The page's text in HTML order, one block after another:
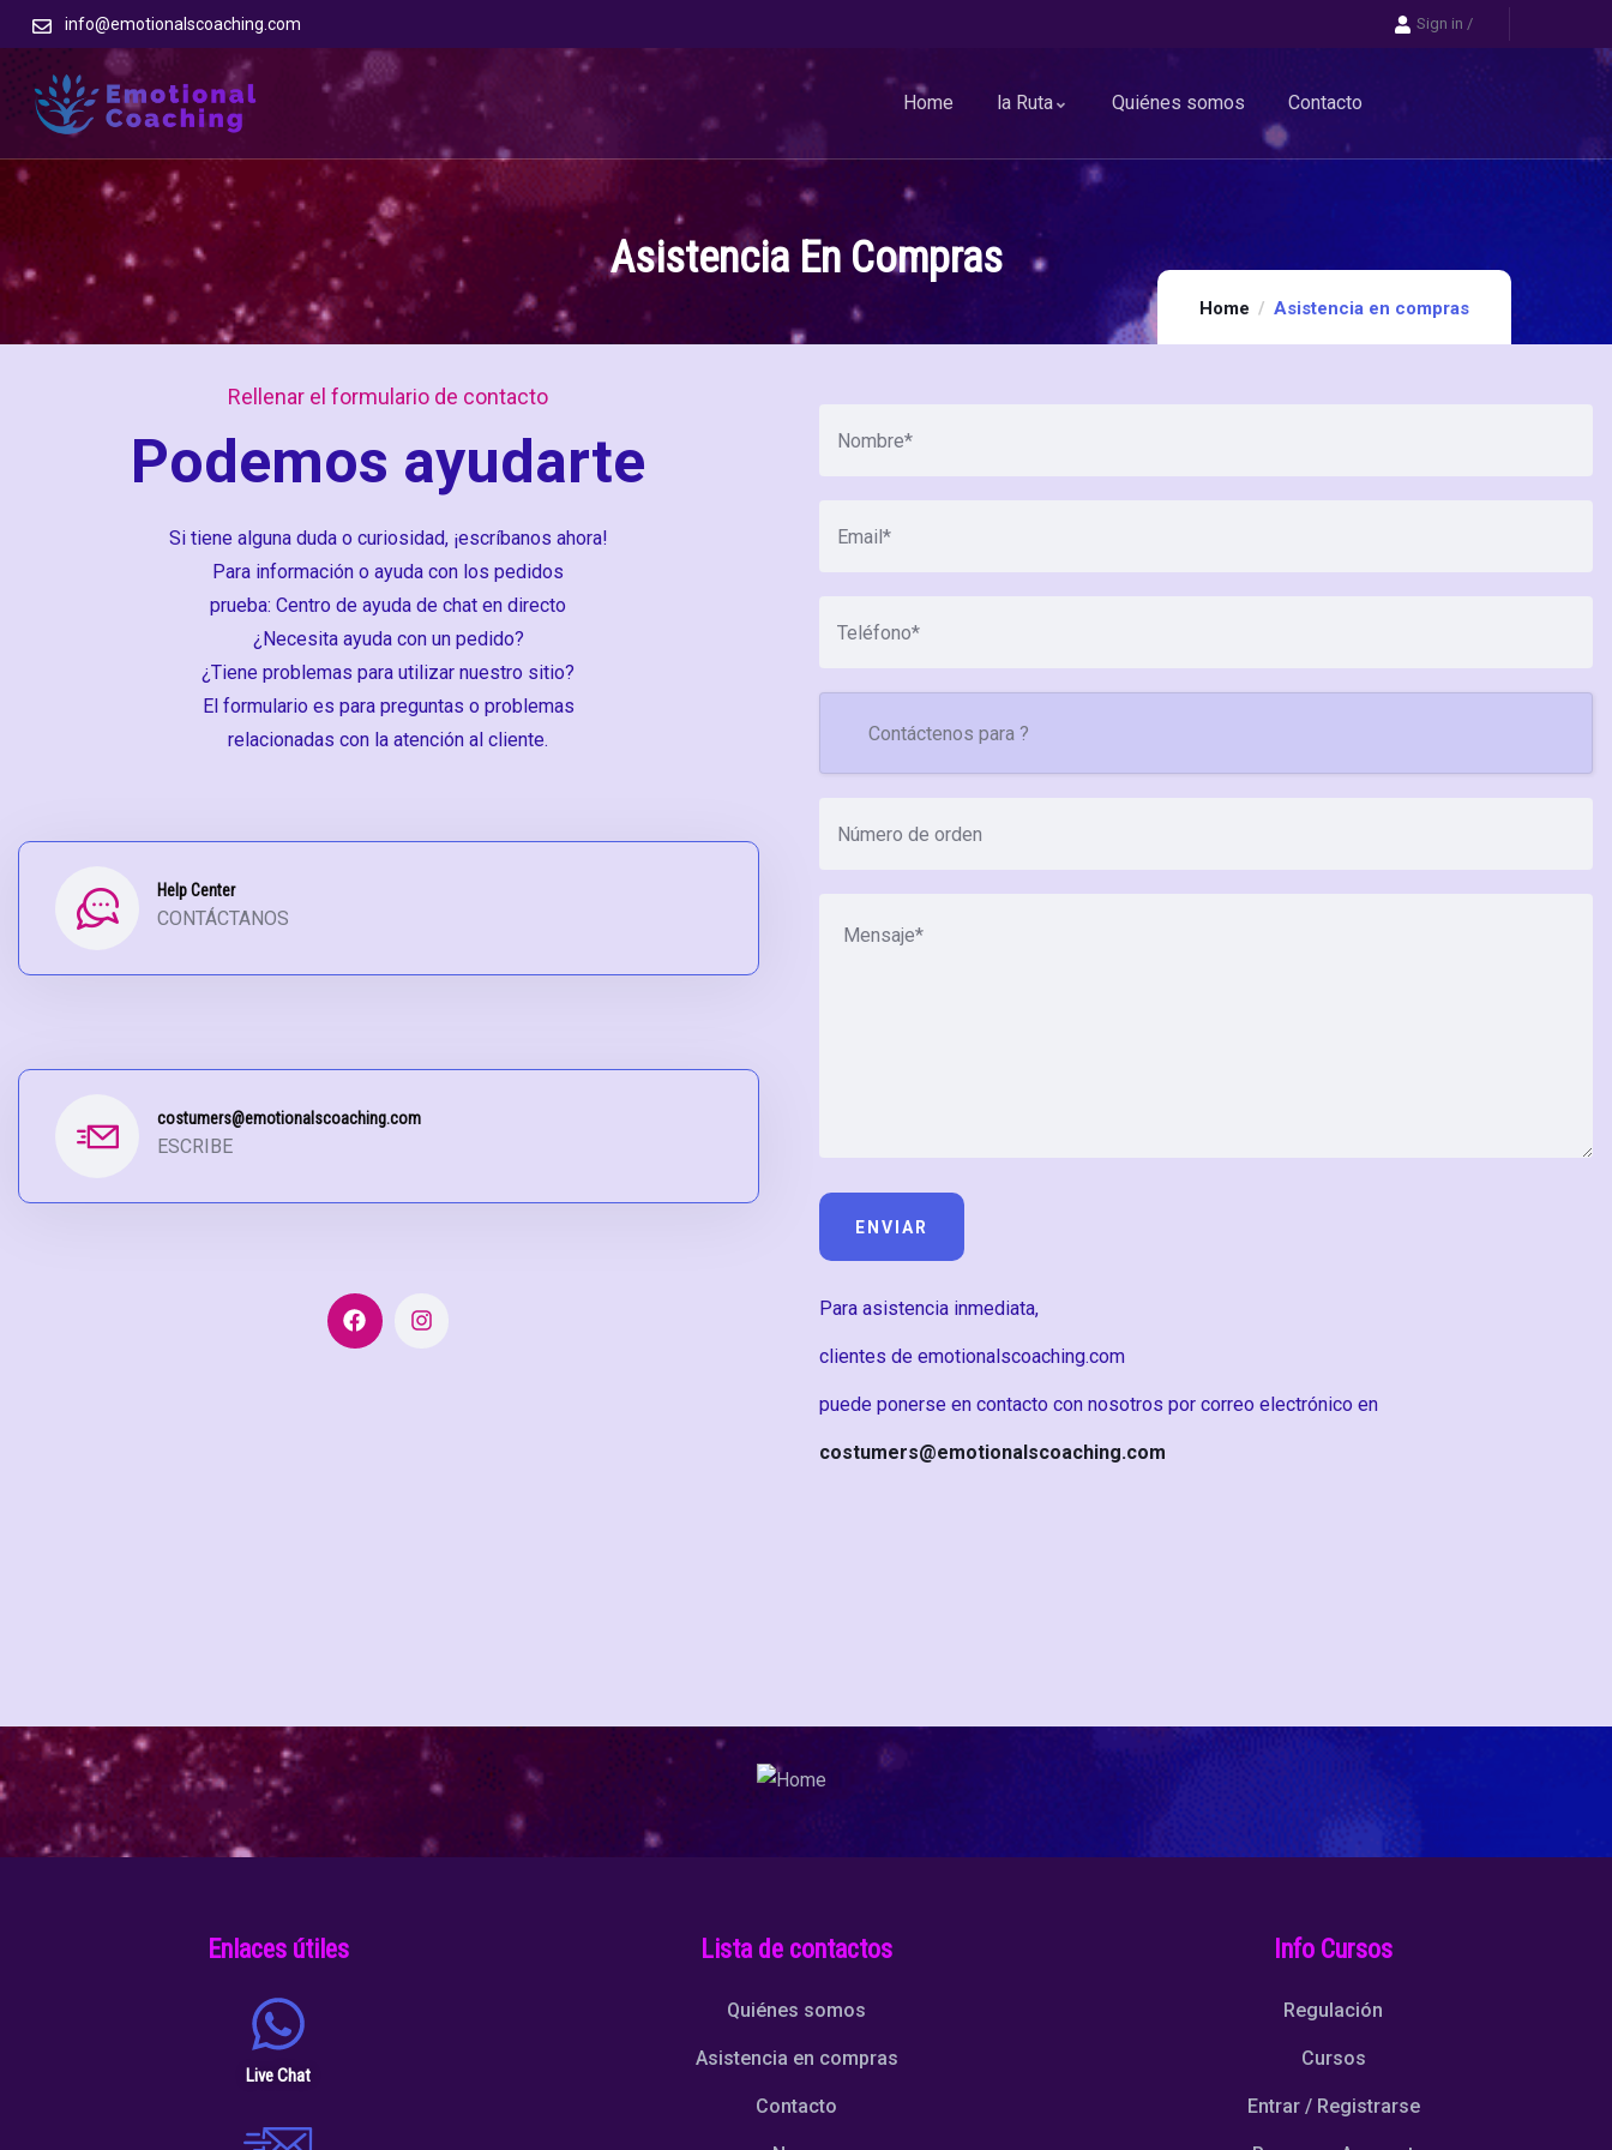
info@emotionalscoaching.com Sign in /
Home la Ruta Quiénes somos Contacto
Asistencia En Compras
Home Asistencia en compras
Rellenar el formulario de contacto
Podemos ayudarte
Si tiene alguna duda o curiosidad, ¡escríbanos ahora!
Para información o ayuda con los pedidos
prueba: Centro de ayuda de chat en directo
¿Necesita ayuda con un pedido?
¿Tiene problemas para utilizar nuestro sitio?
El formulario es para preguntas o problemas
relacionadas con la atención al cliente.
Help Center
CONTÁCTANOS
costumers@emotionalscoaching.com
ESCRIBE
Para asistencia inmediata,
clientes de emotionalscoaching.com
puede ponerse en contacto con nosotros por correo electrónico en
costumers@emotionalscoaching.com
Enlaces útiles
Live Chat
Lista de contactos
Quiénes somos
Asistencia en compras
Contacto
Info Cursos
Regulación
Cursos
Entrar / Registrarse